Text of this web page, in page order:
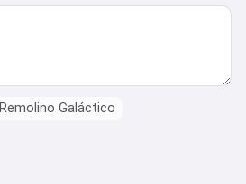
Remolino Galáctico